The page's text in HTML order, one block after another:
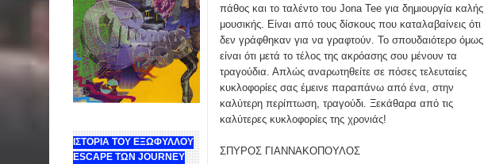
ΙΣΤΟΡΙΑ ΤΟΥ ΕΞΩΦΥΛΛΟΥ
ESCAPE ΤΩΝ JOURNEY
πάθος και το ταλέντο του Jona Tee για δημιουργία καλής
μουσικής. Είναι από τους δίσκους που καταλαβαίνεις ότι
δεν γράφθηκαν για να γραφτούν. Το σπουδαιότερο όμως
είναι ότι μετά το τέλος της ακρόασης σου μένουν τα
τραγούδια. Απλώς αναρωτηθείτε σε πόσες τελευταίες
κυκλοφορίες σας έμεινε παραπάνω από ένα, στην
καλύτερη περίπτωση, τραγούδι. Ξεκάθαρα από τις
καλύτερες κυκλοφορίες της χρονιάς!
ΣΠΥΡΟΣ ΓΙΑΝΝΑΚΟΠΟΥΛΟΣ